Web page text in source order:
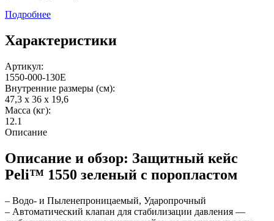
Подробнее
Характеристики
Артикул:
1550-000-130E
Внутренние размеры (см):
47,3 x 36 x 19,6
Масса (кг):
12.1
Описание
Описание и обзор: Защитный кейс
Peli™ 1550 зеленый с поропластом
– Водо- и Пыленепроницаемый, Ударопрочный
– Автоматический клапан для стабилизации давления —